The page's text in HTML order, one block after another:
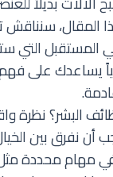
المقال، سنناقش
التي
يساعدك على فهم
البشر؟ نظرة
أن نفرق بين
محددة مثل